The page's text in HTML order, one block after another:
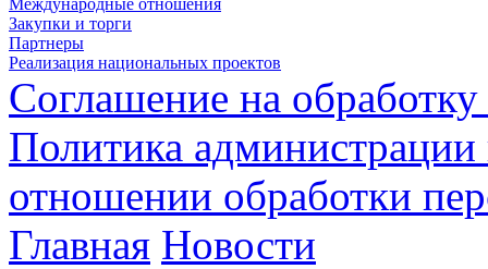
Международные отношения
Закупки и торги
Партнеры
Реализация национальных проектов
Соглашение на
Политика
отношении обработки
Главная Новости